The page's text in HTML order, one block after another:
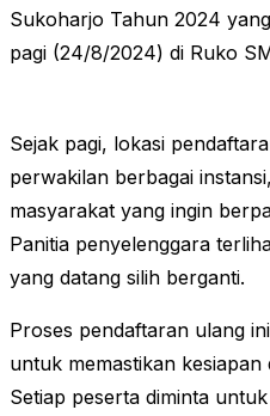
Sukoharjo Tahun 2024
pagi (24/8/2024) di Ruko
Sejak pagi, lokasi
perwakilan berbagai
masyarakat yang ingin
Panitia penyelenggara
yang datang silih berganti.
Proses pendaftaran ulang
untuk memastikan
Setiap peserta diminta